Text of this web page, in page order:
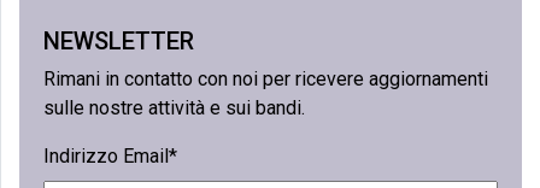
NEWSLETTER
Rimani in contatto con noi per ricevere aggiornamenti
sulle nostre attività e sui bandi.
Indirizzo Email*